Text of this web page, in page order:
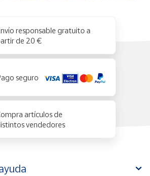
responsable gratuito a
de 20 €
seguro
artículos de
vendedores